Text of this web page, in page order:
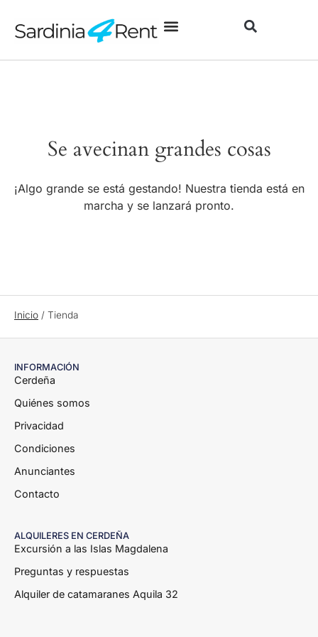
Se avecinan grandes cosas
¡Algo grande se está gestando! Nuestra tienda está en
marcha y se lanzará pronto.
Inicio / Tienda
INFORMACIÓN
Cerdeña
Quiénes somos
Privacidad
Condiciones
Anunciantes
Contacto
ALQUILERES EN CERDEÑA
Excursión a las Islas Magdalena
Preguntas y respuestas
Alquiler de catamaranes Aquila 32